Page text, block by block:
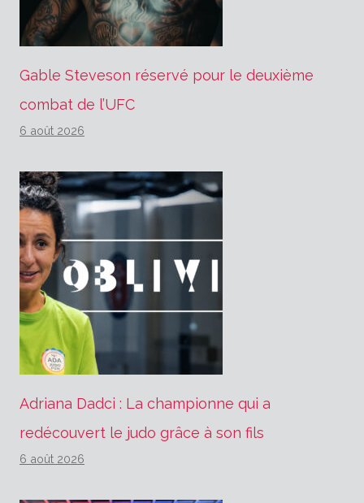
Gable Steveson réservé pour le deuxième
combat de l’UFC
6 août 2026
Adriana Dadci : La championne qui a
redécouvert le judo grâce à son fils
6 août 2026